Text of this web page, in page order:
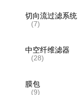
切向流过滤系统
(7)
中空纤维滤器
(28)
膜包
(9)